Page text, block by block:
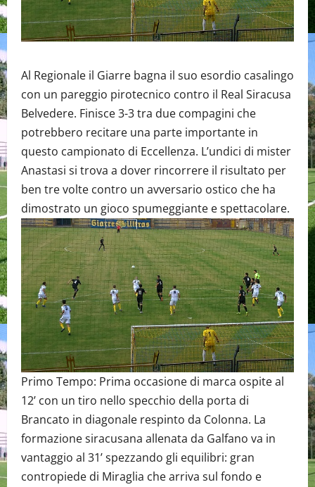
Al Regionale il Giarre bagna il suo esordio casalingo
con un pareggio pirotecnico contro il Real Siracusa
Belvedere. Finisce 3-3 tra due compagini che
potrebbero recitare una parte importante in
questo campionato di Eccellenza. L’undici di mister
Anastasi si trova a dover rincorrere il risultato per
ben tre volte contro un avversario ostico che ha
dimostrato un gioco spumeggiante e spettacolare.
Primo Tempo: Prima occasione di marca ospite al
12’ con un tiro nello specchio della porta di
Brancato in diagonale respinto da Colonna. La
formazione siracusana allenata da Galfano va in
vantaggio al 31’ spezzando gli equilibri: gran
contropiede di Miraglia che arriva sul fondo e